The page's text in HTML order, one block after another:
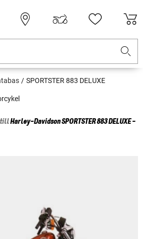
SPORTSTER 883 DELUXE
tillHarley-DavidsonSPORTSTER 883 DELUXE -